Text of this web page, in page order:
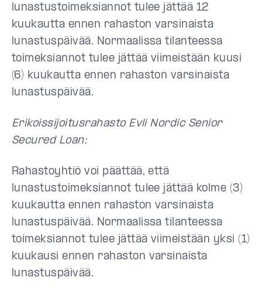
lunastustoimeksiannot tulee jättää 12
kuukautta ennen rahaston varsinaista
lunastuspäivää. Normaalissa tilanteessa
toimeksiannot tulee jättää viimeistään kuusi
(6) kuukautta ennen rahaston varsinaista
lunastuspäivää.
Erikoissijoitusrahasto Evli Nordic Senior
Secured Loan:
Rahastoyhtiö voi päättää, että
lunastustoimeksiannot tulee jättää kolme (3)
kuukautta ennen rahaston varsinaista
lunastuspäivää. Normaalissa tilanteessa
toimeksiannot tulee jättää viimeistään yksi (1)
kuukausi ennen rahaston varsinaista
lunastuspäivää.